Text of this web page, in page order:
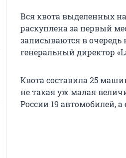
Вся квота выделенных
раскуплена за первый
записываются в очередь
генеральный директор
Квота составила 25
не такая уж малая
России 19 автомобилей,